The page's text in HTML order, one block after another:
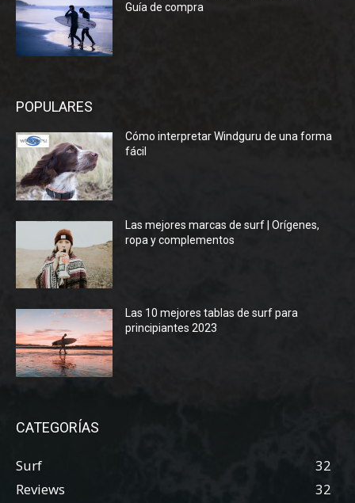
Guía de compra
POPULARES
Cómo interpretar Windguru de una forma
fácil
Las mejores marcas de surf | Orígenes,
ropa y complementos
Las 10 mejores tablas de surf para
principiantes 2023
CATEGORÍAS
Surf
32
Reviews
32